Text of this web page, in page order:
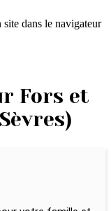
dans le navigateur
Fors et